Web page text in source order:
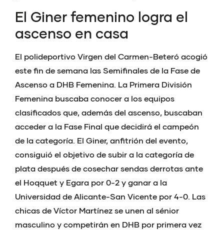
El Giner femenino logra el
ascenso en casa
El polideportivo Virgen del Carmen-Beteró acogió
este fin de semana las Semifinales de la Fase de
Ascenso a DHB Femenina. La Primera División
Femenina buscaba conocer a los equipos
clasificados que, además del ascenso, buscaban
acceder a la Fase Final que decidirá el campeón
de la categoría. El Giner, anfitrión del evento,
consiguió el objetivo de subir a la categoría de
plata después de cosechar sendas derrotas ante
el Hoqquet y Egara por 0-2 y ganar a la
Universidad de Alicante-San Vicente por 4-0. Las
chicas de Víctor Martínez se unen al sénior
masculino y competirán en DHB por primera vez